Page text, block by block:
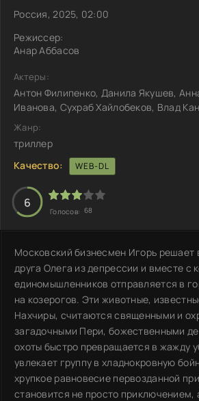
Россия, 2025, 02:00
Режиссер:
Анар Аббасов
Актеры:
Антон Филипенко, Данила Якушев,
Иванова, Сухраб Хайлобеков, Влад
Жанр:
триллер
Качество:
WEB-DL
6
Голосов: 68
Московский бизнесмен Игорь решает
друга Олега из депрессии и вместе с
единомышленников отправляется в
на козерогов. Эти животные,
Нахчиры, считаются священными и
загадочными Пери, божественными
охоты быстро превращается в жажду
увлекает группу в хладнокровную
хрупкое равновесие первозданной
становится не просто приключением,